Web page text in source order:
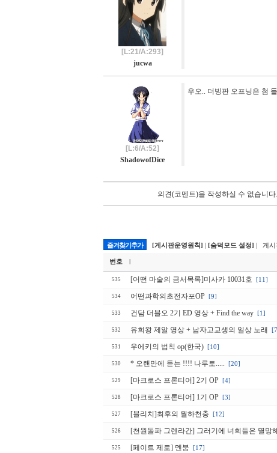
[L:21/A:293]
jucwa
[L:6/A:52]
ShadowofDice
우오.. 더빙판 오프닝은 첨
의견(코멘트)을 작성하실 수 없습니다.
즐겨찾기추가 [게시판운영원칙] | [숨덕모드 설정] | 게시
번호
535 [어떤 마술의 금서목록]미사카 10031호 [11]
534 어떤과학의초전자포OP [9]
533 건담 더블오 2기 ED 영상 + Find the way [1]
532 유희왕 제알 영상 + 남자고교생의 일상 노래
531 우에키의 법칙 op(한국) [10]
530 * 오랜만에 듣는 !!!! 나루토..... [20]
529 [마크로스 프론티어] 2기 OP [4]
528 [마크로스 프론티어] 1기 OP [3]
527 [블리치]최후의 월하천충 [12]
526 [천원돌파 그렌라간] 그러기에 너희들은 멸망
525 [페이트 제로] 멘붕 [17]